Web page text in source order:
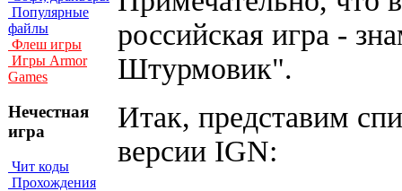
Популярные
файлы
Флеш игры
Игры Armor
Games
Нечестная
игра
Чит коды
Прохождения
российская игра -
Штурмовик".
Итак, представим
версии IGN: